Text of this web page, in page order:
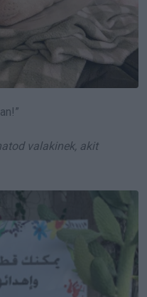
valakinek, akit